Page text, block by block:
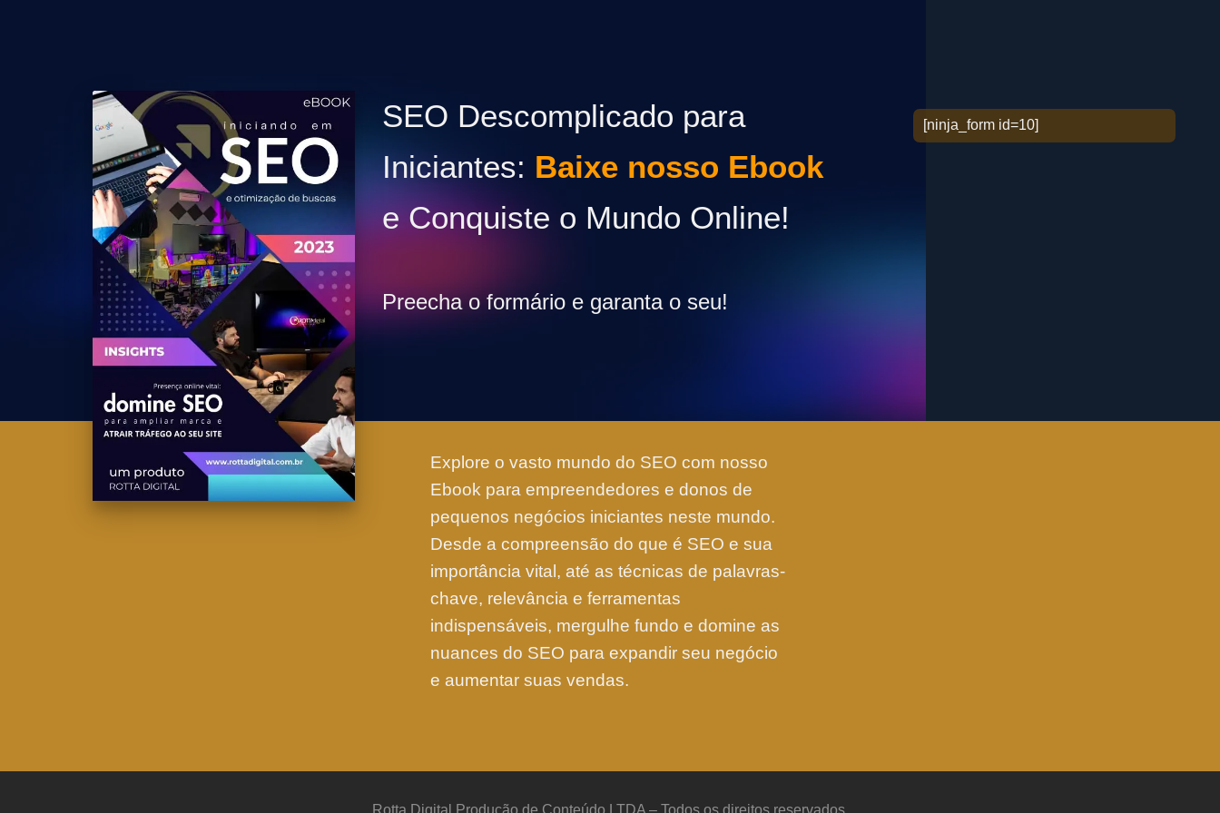
SEO Descomplicado para
Iniciantes: Baixe nosso Ebook
e Conquiste o Mundo Online!
Preecha o formário e garanta o seu!
Explore o vasto mundo do SEO com nosso
Ebook para empreendedores e donos de
pequenos negócios iniciantes neste mundo.
Desde a compreensão do que é SEO e sua
importância vital, até as técnicas de palavras-
chave, relevância e ferramentas
indispensáveis, mergulhe fundo e domine as
nuances do SEO para expandir seu negócio
e aumentar suas vendas.
[ninja_form id=10]